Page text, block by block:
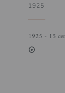
1925
1925 - 15
2